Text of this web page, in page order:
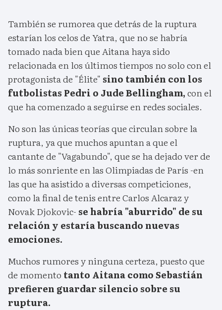
También se rumorea que detrás de la ruptura
estarían los celos de Yatra, que no se habría
tomado nada bien que Aitana haya sido
relacionada en los últimos tiempos no solo con el
protagonista de "Élite" sino también con los
futbolistas Pedri o Jude Bellingham,con el
que ha comenzado a seguirse en redes sociales.
No son las únicas teorías que circulan sobre la
ruptura, ya que muchos apuntan a que el
cantante de "Vagabundo", que se ha dejado ver de
lo más sonriente en las Olimpiadas de París -en
las que ha asistido a diversas competiciones,
como la final de tenis entre Carlos Alcaraz y
Novak Djokovic- se habría "aburrido" de su
relación y estaría buscando nuevas
emociones.
Muchos rumores y ninguna certeza, puesto que
de momento tanto Aitana como Sebastián
prefieren guardar silencio sobre su
ruptura.